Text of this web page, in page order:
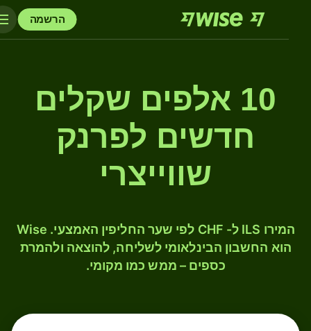
הרשמה
10 אלפים שקלים
חדשים לפרנק
שווייצרי
המירו ILS ל- CHF לפי שער החליפין האמצעי. Wise
הוא החשבון הבינלאומי לשליחה, להוצאה ולהמרת
כספים – ממש כמו מקומי.